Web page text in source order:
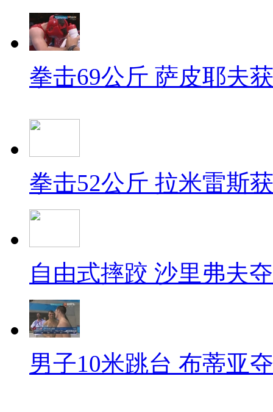
拳击69公斤 萨皮耶夫
拳击52公斤 拉米雷斯
自由式摔跤 沙里弗夫
男子10米跳台 布蒂亚